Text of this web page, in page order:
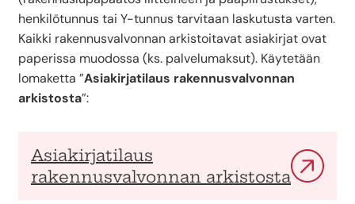
henkilötunnus tai Y-tunnus tarvitaan laskutusta varten.
Kaikki rakennusvalvonnan arkistoitavat asiakirjat ovat
paperissa muodossa (ks. palvelumaksut). Käytetään
lomaketta ”Asiakirjatilaus rakennusvalvonnan
arkistosta”:
Asiakirjatilaus
rakennusvalvonnan arkistosta